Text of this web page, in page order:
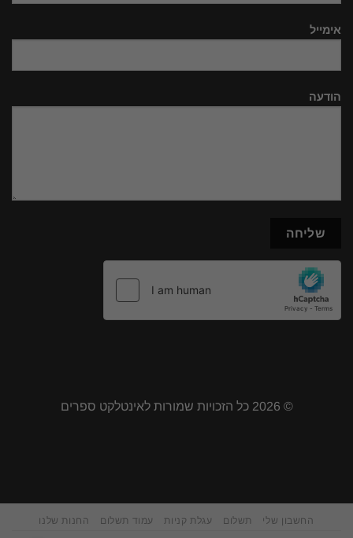
אימייל
הודעה
© 2026 כל הזכויות שמורות לאינטלקט ספרים
החשבון שלי תשלום עגלת קניות עמוד תשלום החנות שלנו